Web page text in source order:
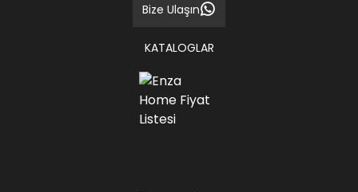
Bize Ulaşın
KATALOGLAR